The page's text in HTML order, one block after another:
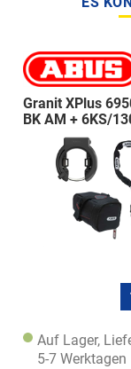
Granit XPlus
BK AM + 6KS/
Auf Lager,
5-7 Werktagen